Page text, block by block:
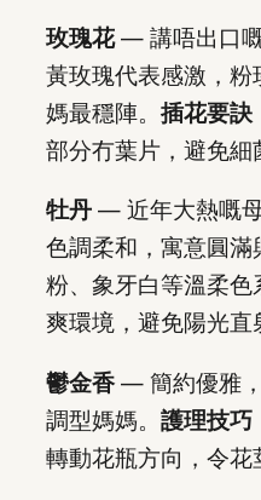
玫瑰花— 講唔出口嘅
黃玫瑰代表感激，
媽最穩陣。 插花要訣
部分冇葉片，避免細
牡丹 — 近年大熱嘅
色調柔和，寓意圓
粉、象牙白等溫柔色
爽環境，避免陽光直
鬱金香— 簡約優雅
調型媽媽。 護理技巧
轉動花瓶方向，令花